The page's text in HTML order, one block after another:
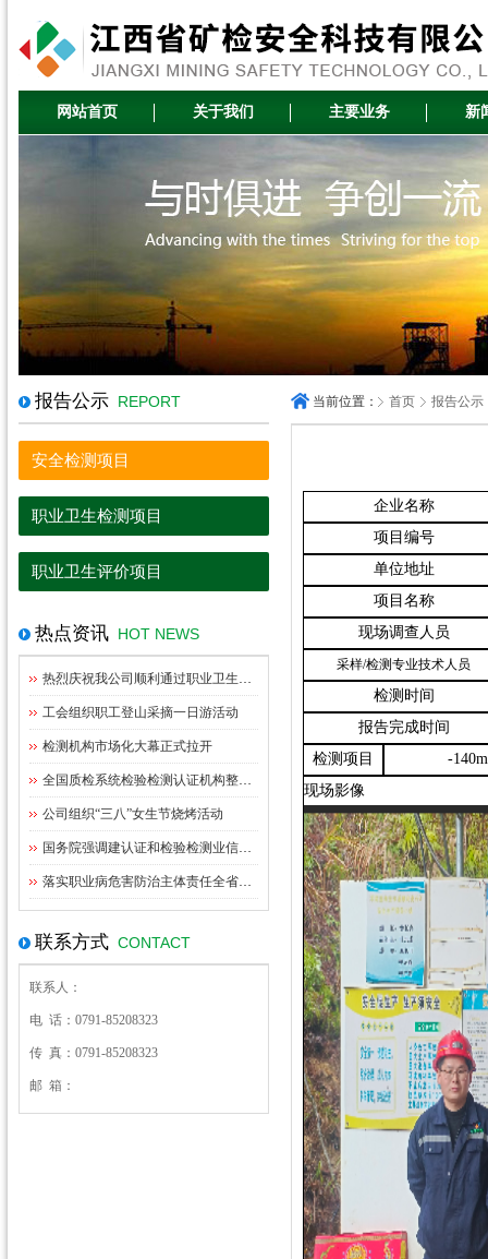
网站首页 关于我们 主要业务 新
报告公示 REPORT
安全检测项目
职业卫生检测项目
职业卫生评价项目
热点资讯 HOT NEWS
热烈庆祝我公司顺利通过职业卫生资质扩项评审
工会组织职工登山采摘一日游活动
检测机构市场化大幕正式拉开
全国质检系统检验检测认证机构整合指导意见出台
公司组织“三八”女生节烧烤活动
国务院强调建认证和检验检测业信用体系管理
落实职业病危害防治主体责任全省职业卫生监管工作座谈会在九江召开
联系方式 CONTACT
联系人：
电 话：0791-85208323
传 真：0791-85208323
邮 箱：
当前位置： 首页 报告公示
企业名称
项目编号
单位地址
项目名称
现场调查人员
采样/检测专业技术人员
检测时间
报告完成时间
检测项目
-
现场影像